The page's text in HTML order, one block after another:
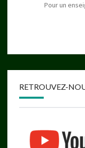
Pour un
RETROUVEZ-